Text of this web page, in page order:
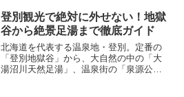
登別観光で絶対に外せない！地獄
谷から絶景足湯まで徹底ガイド
北海道を代表する温泉地・登別。定番の
「登別地獄谷」から、大自然の中の「大
湯沼川天然足湯」、温泉街の「泉源公